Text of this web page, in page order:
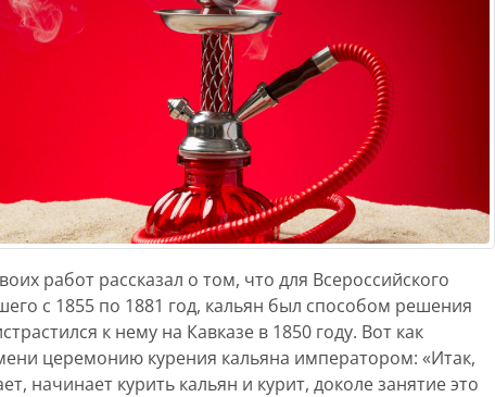
работ рассказал о том, что для Всероссийского
с 1855 по 1881 год, кальян был способом решения
к нему на Кавказе в 1850 году. Вот как
церемонию курения кальяна императором: «Итак,
начинает курить кальян и курит, доколе занятие это